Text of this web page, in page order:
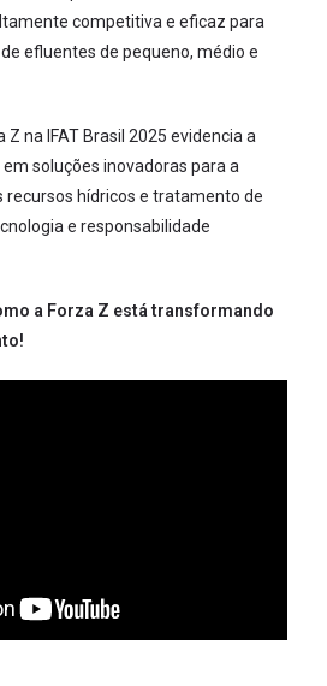
competitiva e eficaz para
efluentes de pequeno, médio e
na IFAT Brasil 2025 evidencia a
soluções inovadoras para a
recursos hídricos e tratamento de
e responsabilidade
a Forza Z está transformando